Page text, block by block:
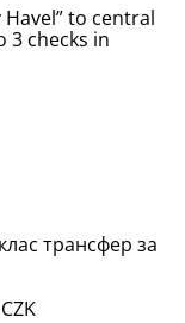
to central
3 checks in
трансфер за